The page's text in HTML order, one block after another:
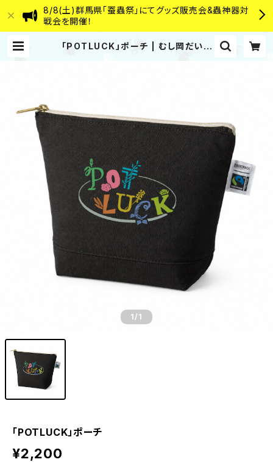
8/8(土)群馬県「蚕蟲祭」にてグッズ販売会&蟲神器対
戦会を開催！
「POTLUCK」ポーチ | むし岡だいき
1 /1
「POTLUCK」ポーチ
¥2,200